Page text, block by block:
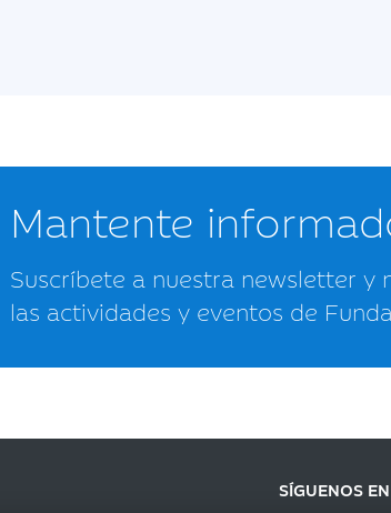
Mantente
Suscríbete a nuestra newsletter y
las actividades y eventos de
SÍGUENOS EN